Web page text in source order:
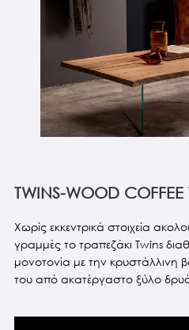
TWINS-WOOD COFFEE
Χωρίς εκκεντρικά στοιχεία
γραμμές το τραπεζάκι Twins
μονοτονία με την κρυστάλλινη
του από ακατέργαστο ξύλο